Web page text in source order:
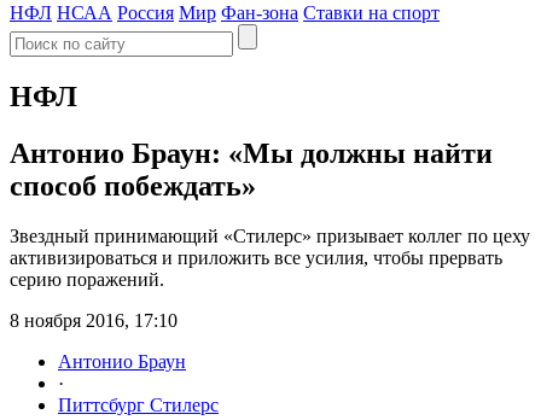
НФЛ НСАА Россия Мир Фан-зона Ставки на спорт
НФЛ
Антонио Браун: «Мы должны найти
способ побеждать»
Звездный принимающий «Стилерс» призывает коллег по цеху
активизироваться и приложить все усилия, чтобы прервать
серию поражений.
8 ноября 2016, 17:10
Антонио Браун
·
Питтсбург Стилерс